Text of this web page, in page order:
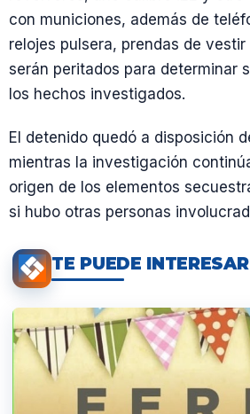
con municiones, además de
relojes pulsera, prendas de
serán peritados para determinar
los hechos investigados.
El detenido quedó a disposición
mientras la investigación
origen de los elementos
si hubo otras personas
TE PUEDE INTERESAR